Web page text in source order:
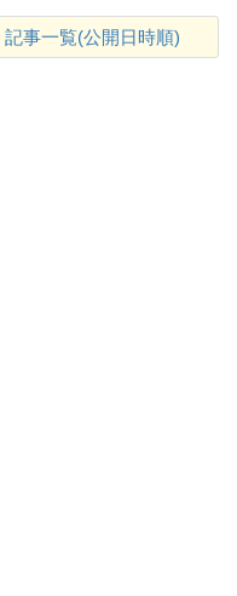
記事一覧(公開日時順)